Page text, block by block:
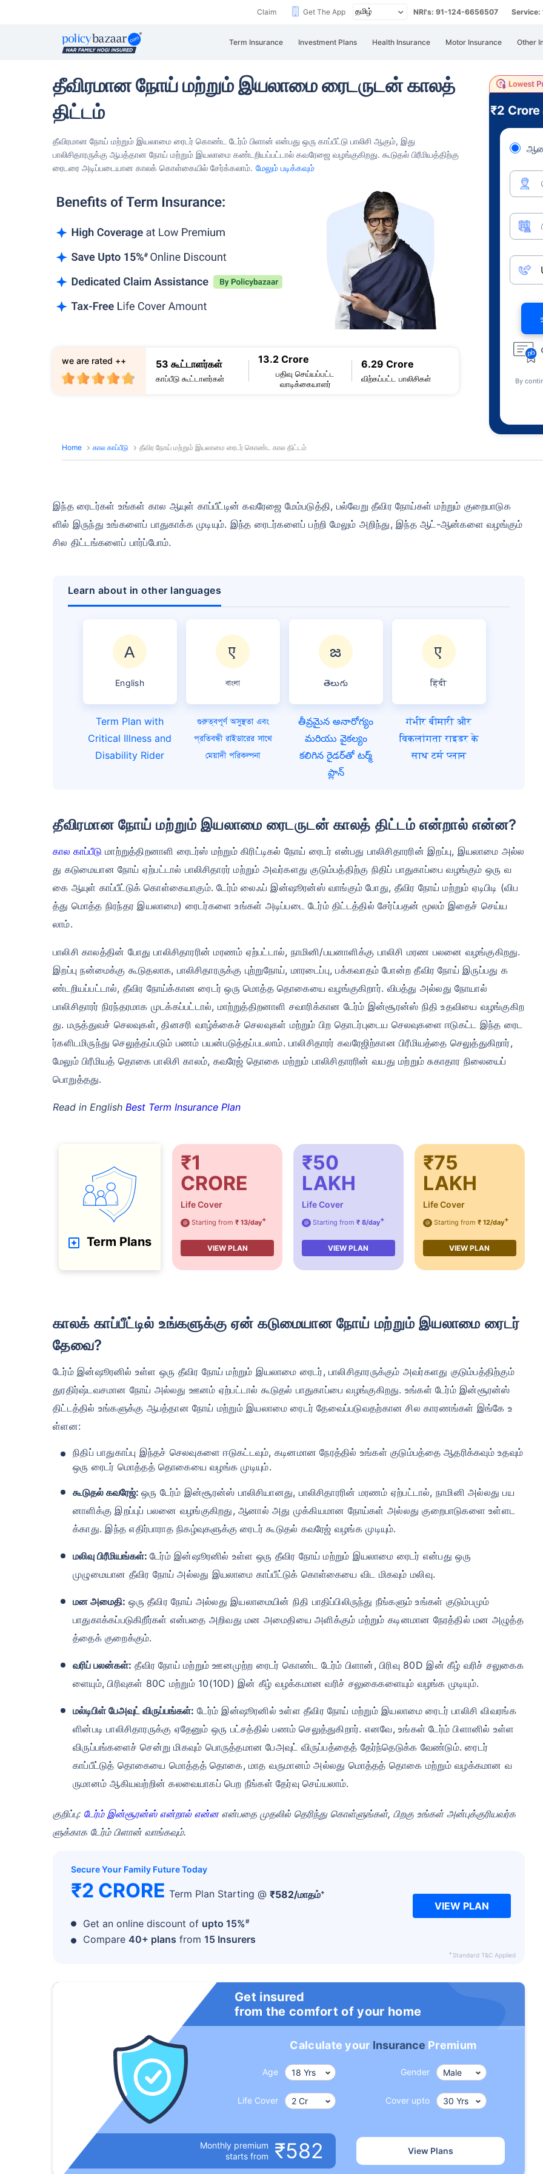
Claim Get The App NRI's: 91-124-6656507
Term Insurance Investment Plans Health Insurance Motor Insurance Other
தீவிரமான நோய் மற்றும் இயலாமை ரைடருடன் காலத்
திட்டம்
தீவிரமான நோய் மற்றும் இயலாமை ரைடர் கொண்ட டேர்ம் பிளான் என்பது ஒரு காப்பீட்டு பாலிசி ஆகும், இது
பாலிசிதாரருக்கு ஆபத்தான நோய் மற்றும் இயலாமை கண்டறியப்பட்டால் கவரேஜை வழங்குகிறது. கூடுதல் பிரீமியத்திற்கு
ரைடரை அடிப்படையான காலக் கொள்கையில் சேர்க்கலாம். மேலும் படிக்கவும்
53 கூட்டாளர்கள்
காப்பீடு கூட்டாளர்கள்
13.2 Crore
பதிவு செய்யப்பட்ட
வாடிக்கையாளர்
6.29 Crore
விற்கப்பட்ட பாலிசிகள்
we are rated ++
₹2 Crore
By
Home கால காப்பீடு தீவிர நோய் மற்றும் இயலாமை ரைடர் கொண்ட கால திட்டம்
இந்த ரைடர்கள் உங்கள் கால ஆயுள் காப்பீட்டின் கவரேஜை மேம்படுத்தி, பல்வேறு தீவிர நோய்கள் மற்றும் குறைபாடுக
ளில் இருந்து உங்களைப் பாதுகாக்க முடியும். இந்த ரைடர்களைப் பற்றி மேலும் அறிந்து, இந்த ஆட்-ஆன்களை வழங்கும்
சில திட்டங்களைப் பார்ப்போம்.
Learn about in other languages
English
Term Plan with
Critical Illness and
Disability Rider
বাংলা
গুরুত্বপূর্ণ অসুস্থতা এবং
প্রতিবন্ধী রাইডারের সাথে
মেয়াদী পরিকল্পনা
తెలుగు
తీవ్రమైన అనారోగ్యం
మరియు వైకల్యం
కలిగిన రైడర్‌తో టర్మ్
ప్లాన్
हिंदी
गंभीर बीमारी और
विकलांगता राइडर के
साथ टर्म प्लान
தீவிரமான நோய் மற்றும் இயலாமை ரைடருடன் காலத் திட்டம் என்றால் என்ன?
கால காப்பீடு மாற்றுத்திறனாளி ரைடர்ஸ் மற்றும் கிரிட்டிகல் நோய் ரைடர் என்பது பாலிசிதாரரின் இறப்பு, இயலாமை அல்ல
து கடுமையான நோய் ஏற்பட்டால் பாலிசிதாரர் மற்றும் அவர்களது குடும்பத்திற்கு நிதிப் பாதுகாப்பை வழங்கும் ஒரு வ
கை ஆயுள் காப்பீட்டுக் கொள்கையாகும். டேர்ம் லைஃப் இன்ஷூரன்ஸ் வாங்கும் போது, ​​தீவிர நோய் மற்றும் ஏடிபிடி (விப
த்து மொத்த நிரந்தர இயலாமை) ரைடர்களை உங்கள் அடிப்படை டேர்ம் திட்டத்தில் சேர்ப்பதன் மூலம் இதைச் செய்ய
லாம்.
பாலிசி காலத்தின் போது பாலிசிதாரரின் மரணம் ஏற்பட்டால், நாமினி/பயனாளிக்கு பாலிசி மரண பலனை வழங்குகிறது.
இறப்பு நன்மைக்கு கூடுதலாக, பாலிசிதாரருக்கு புற்றுநோய், மாரடைப்பு, பக்கவாதம் போன்ற தீவிர நோய் இருப்பது க
ண்டறியப்பட்டால், தீவிர நோய்க்கான ரைடர் ஒரு மொத்த தொகையை வழங்குகிறார். விபத்து அல்லது நோயால்
பாலிசிதாரர் நிரந்தரமாக முடக்கப்பட்டால், மாற்றுத்திறனாளி சவாரிக்கான டேர்ம் இன்சூரன்ஸ் நிதி உதவியை வழங்குகிற
து. மருத்துவச் செலவுகள், தினசரி வாழ்க்கைச் செலவுகள் மற்றும் பிற தொடர்புடைய செலவுகளை ஈடுகட்ட இந்த ரைட
ர்களிடமிருந்து செலுத்தப்படும் பணம் பயன்படுத்தப்படலாம். பாலிசிதாரர் கவரேஜிற்கான பிரீமியத்தை செலுத்துகிறார்,
மேலும் பிரீமியத் தொகை பாலிசி காலம், கவரேஜ் தொகை மற்றும் பாலிசிதாரரின் வயது மற்றும் சுகாதார நிலையைப்
பொறுத்தது.
Read in English Best Term Insurance Plan
Term Plans
₹1
CRORE
Life Cover
@ Starting from ₹ 13/day+
VIEW PLAN
₹50
LAKH
Life Cover
@ Starting from ₹ 8/day+
VIEW PLAN
₹75
LAKH
Life Cover
@ Starting from ₹ 12/day+
VIEW PLAN
காலக் காப்பீட்டில் உங்களுக்கு ஏன் கடுமையான நோய் மற்றும் இயலாமை ரைடர்
தேவை?
டேர்ம் இன்ஷூரனில் உள்ள ஒரு தீவிர நோய் மற்றும் இயலாமை ரைடர், பாலிசிதாரருக்கும் அவர்களது குடும்பத்திற்கும்
துரதிர்ஷ்டவசமான நோய் அல்லது ஊனம் ஏற்பட்டால் கூடுதல் பாதுகாப்பை வழங்குகிறது. உங்கள் டேர்ம் இன்சூரன்ஸ்
திட்டத்தில் உங்களுக்கு ஆபத்தான நோய் மற்றும் இயலாமை ரைடர் தேவைப்படுவதற்கான சில காரணங்கள் இங்கே உ
ள்ளன:
நிதிப் பாதுகாப்பு இந்தச் செலவுகளை ஈடுகட்டவும், கடினமான நேரத்தில் உங்கள் குடும்பத்தை ஆதரிக்கவும் உதவும்
ஒரு ரைடர் மொத்தத் தொகையை வழங்க முடியும்.
கூடுதல் கவரேஜ்: ஒரு டேர்ம் இன்சூரன்ஸ் பாலிசியானது, பாலிசிதாரரின் மரணம் ஏற்பட்டால், நாமினி அல்லது பய
னாளிக்கு இறப்புப் பலனை வழங்குகிறது, ஆனால் அது முக்கியமான நோய்கள் அல்லது குறைபாடுகளை உள்ளட
க்காது. இந்த எதிர்பாராத நிகழ்வுகளுக்கு ரைடர் கூடுதல் கவரேஜ் வழங்க முடியும்.
மலிவு பிரீமியங்கள்: டேர்ம் இன்ஷூரனில் உள்ள ஒரு தீவிர நோய் மற்றும் இயலாமை ரைடர் என்பது ஒரு
முழுமையான தீவிர நோய் அல்லது இயலாமை காப்பீட்டுக் கொள்கையை விட மிகவும் மலிவு.
மன அமைதி: ஒரு தீவிர நோய் அல்லது இயலாமையின் நிதி பாதிப்பிலிருந்து நீங்களும் உங்கள் குடும்பமும்
பாதுகாக்கப்படுகிறீர்கள் என்பதை அறிவது மன அமைதியை அளிக்கும் மற்றும் கடினமான நேரத்தில் மன அழுத்த
த்தைக் குறைக்கும்.
வரிப் பலன்கள்: தீவிர நோய் மற்றும் ஊனமுற்ற ரைடர் கொண்ட டேர்ம் பிளான், பிரிவு 80D இன் கீழ் வரிச் சலுகைக
ளையும், பிரிவுகள் 80C மற்றும் 10(10D) இன் கீழ் வழக்கமான வரிச் சலுகைகளையும் வழங்க முடியும்.
மல்டிபிள் பேஅவுட் விருப்பங்கள்: டேர்ம் இன்ஷூரனில் உள்ள தீவிர நோய் மற்றும் இயலாமை ரைடர் பாலிசி விவரங்க
ளின்படி பாலிசிதாரருக்கு ஏதேனும் ஒரு பட்சத்தில் பணம் செலுத்துகிறார். எனவே, உங்கள் டேர்ம் பிளானில் உள்ள
விருப்பங்களைச் சென்று மிகவும் பொருத்தமான பேஅவுட் விருப்பத்தைத் தேர்ந்தெடுக்க வேண்டும். ரைடர்
காப்பீட்டுத் தொகையை மொத்தத் தொகை, மாத வருமானம் அல்லது மொத்தத் தொகை மற்றும் வழக்கமான வ
ருமானம் ஆகியவற்றின் கலவையாகப் பெற நீங்கள் தேர்வு செய்யலாம்.
குறிப்பு: டேர்ம் இன்சூரன்ஸ் என்றால் என்னஎன்பதை முதலில் தெரிந்து கொள்ளுங்கள், பிறகு உங்கள் அன்புக்குரியவர்க
ளுக்காக டேர்ம் பிளான் வாங்கவும்.
Secure Your Family Future Today
₹2 CRORE Term Plan Starting @ ₹582/மாதம்+
Get an online discount of upto 15%#
Compare 40+ plans from 15 Insurers
VIEW PLAN
+Standard T&C Applied
Get insured
from the comfort of your home
Calculate your Insurance Premium
Age Gender
Life Cover Cover upto
Monthly premium
starts from
₹582 View Plans
வயது டேர்ம் இன்சூரன்ஸ் பிரீமியங்களை எவ்வாறு
உங்கள் குடும்பத்தின் பாதுகாப்பு ஒரே ஒரு படி தூரத்தில் உள்ளது
*₹434/மாதம் என்பது 1 கோடி டேர்ம் லைஃப் இன்சூரன்ஸுக்கான தொடக்க விலை — புகைபிடிக்காத, முன்பே இருக்கும் நோய்கள் இல்லாத நபருக்கு, 36 வயது வரை